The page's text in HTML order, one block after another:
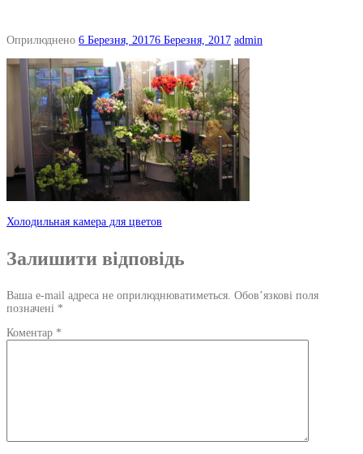
Оприлюднено 6 Березня, 20176 Березня, 2017 admin
Навігація
по
запису
Холодильная камера для цветов
Залишити відповідь
Ваша e-mail адреса не оприлюднюватиметься. Обов’язкові поля
позначені *
Коментар *